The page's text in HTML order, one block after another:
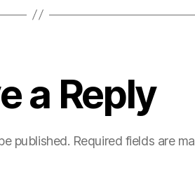
a Reply
published. Required fields are